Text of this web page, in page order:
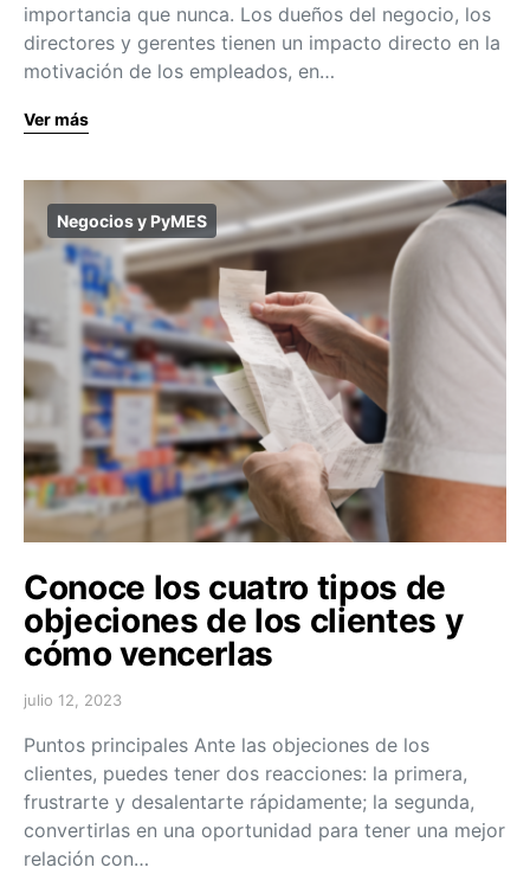
importancia que nunca. Los dueños del negocio, los
directores y gerentes tienen un impacto directo en la
motivación de los empleados, en…
Ver más
Negocios y PyMES
Conoce los cuatro tipos de
objeciones de los clientes y
cómo vencerlas
julio 12, 2023
Puntos principales Ante las objeciones de los
clientes, puedes tener dos reacciones: la primera,
frustrarte y desalentarte rápidamente; la segunda,
convertirlas en una oportunidad para tener una mejor
relación con…